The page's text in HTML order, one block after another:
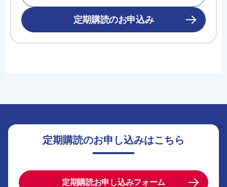
定期購読のお申込み
定期購読のお申し込みはこちら
定期購読お申し込みフォーム